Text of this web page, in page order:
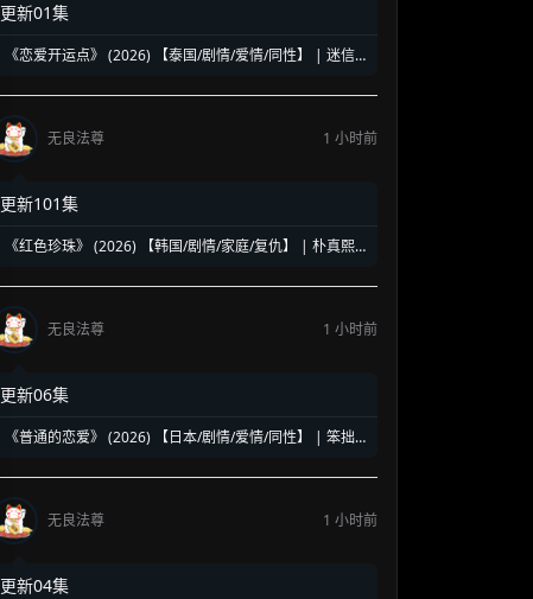
更新01集
《恋爱开运点》 (2026) 【泰国/剧情/爱情/同性】 | 迷信
无良法尊 1 小时前
更新101集
《红色珍珠》 (2026) 【韩国/剧情/家庭/复仇】 | 朴真熙
无良法尊 1 小时前
更新06集
《普通的恋爱》 (2026) 【日本/剧情/爱情/同性】 | 笨拙
无良法尊 1 小时前
更新04集